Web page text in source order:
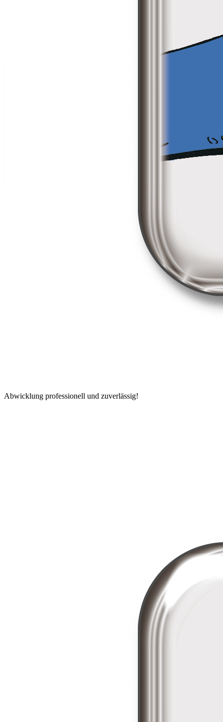
Abwicklung professionell und zuverlässig!